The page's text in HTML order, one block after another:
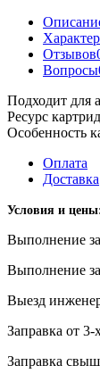
Отзывов
Вопросы
Подходит для
Ресурс
Особенность
Оплата
Доставка
Условия и
Выполнение
Выполнение
Выезд
Заправка от
Заправка